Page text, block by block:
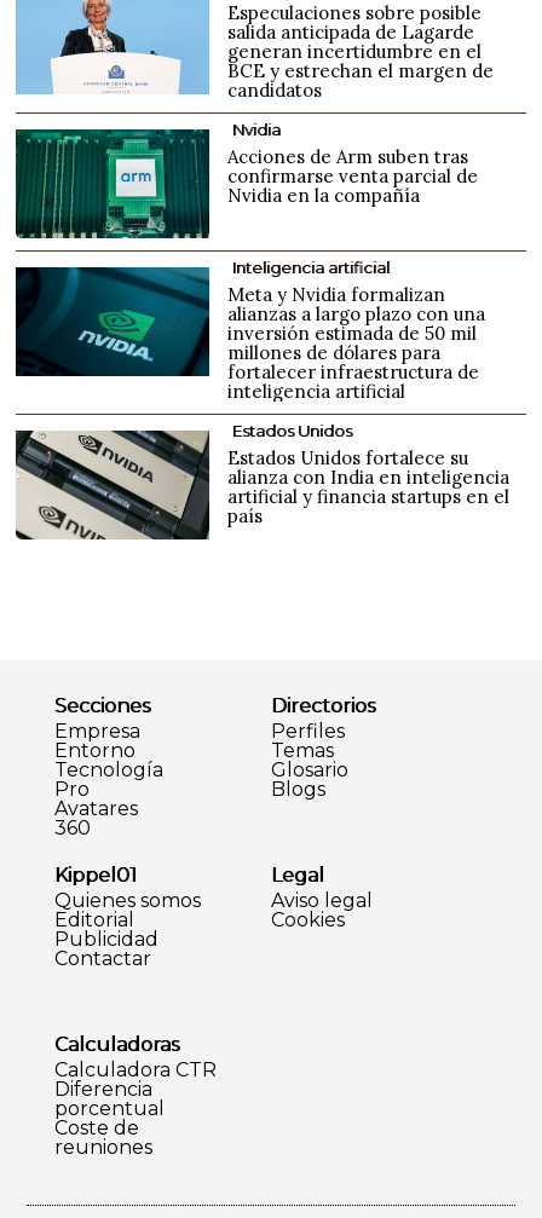
Especulaciones sobre posible
salida anticipada de Lagarde
generan incertidumbre en el
BCE y estrechan el margen de
candidatos
Nvidia
Acciones de Arm suben tras
confirmarse venta parcial de
Nvidia en la compañía
Inteligencia artificial
Meta y Nvidia formalizan
alianzas a largo plazo con una
inversión estimada de 50 mil
millones de dólares para
fortalecer infraestructura de
inteligencia artificial
Estados Unidos
Estados Unidos fortalece su
alianza con India en inteligencia
artificial y financia startups en el
país
Secciones
Empresa
Entorno
Tecnología
Pro
Avatares
360
Directorios
Perfiles
Temas
Glosario
Blogs
Kippel01
Quienes somos
Editorial
Publicidad
Contactar
Legal
Aviso legal
Cookies
Calculadoras
Calculadora CTR
Diferencia
porcentual
Coste de
reuniones